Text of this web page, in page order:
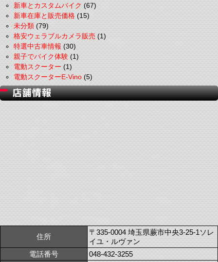
新車とカスタムバイク(67)
新車在庫と販売価格(15)
未分類(79)
格安ウェラブルカメラ販売(1)
特選中古車情報(30)
親子でバイク体験(1)
電動スクーター(1)
電動スクーターE-Vino(5)
住所
〒335-0004 埼玉県蕨市中央3-25-1ソレ
イユ・ルヴァン
電話番号
048-432-3255